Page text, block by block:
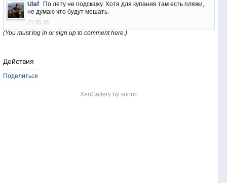
Ulaf
По лету не подскажу. Хотя для купания там есть пляжи,
не думаю что будут мешать.
21.05.18
(You must log in or sign up to comment here.)
Действия
Поделиться
XenGallery bysonnb